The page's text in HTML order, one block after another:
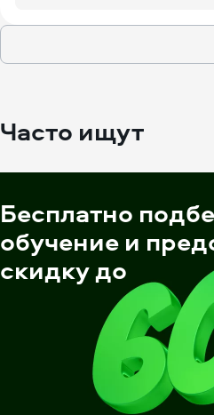
Часто ищут
Бесплатно
обучение и
скидку до